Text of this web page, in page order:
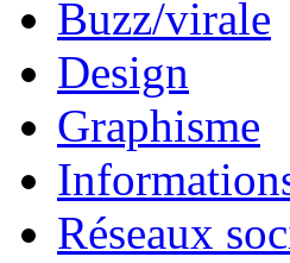
Buzz/virale
Design
Graphisme
Réseaux